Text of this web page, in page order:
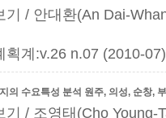
/ 안대환(An Dai-
계:v.26 n.07 (2010-07)
의 수요특성 분석 원주, 의성, 순창,
/ 조영태(Cho Young-